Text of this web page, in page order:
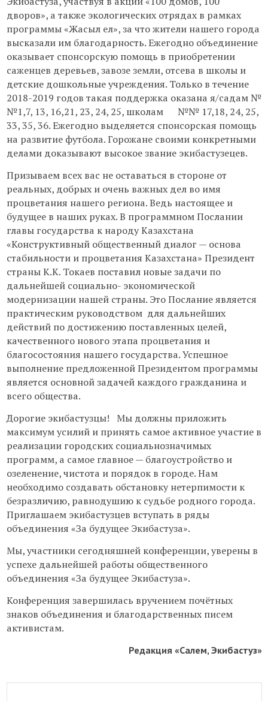
дворов», а также экологических отрядах в рамках
программы «Жасыл ел», за что жители нашего города
высказали им благодарность. Ежегодно объединение
оказывает спонсорскую помощь в приобретении
саженцев деревьев, завозе земли, отсева в школы и
детские дошкольные учреждения. Только в течение
2018-2019 годов такая поддержка оказана я/садам №
№1,7, 13, 16,21, 23, 24, 25, школам №№ 17,18, 24, 25,
33, 35, 36. Ежегодно выделяется спонсорская помощь
на развитие футбола. Горожане своими конкретными
делами доказывают высокое звание экибастузецев.
Призываем всех вас не оставаться в стороне от
реальных, добрых и очень важных дел во имя
процветания нашего региона. Ведь настоящее и
будущее в наших руках. В программном Послании
главы государства к народу Казахстана
«Конструктивный общественный диалог — основа
стабильности и процветания Казахстана» Президент
страны К.К. Токаев поставил новые задачи по
дальнейшей социально- экономической
модернизации нашей страны. Это Послание является
практическим руководством для дальнейших
действий по достижению поставленных целей,
качественного нового этапа процветания и
благосостояния нашего государства. Успешное
выполнение предложенной Президентом программы
является основной задачей каждого гражданина и
всего общества.
Дорогие экибастузцы! Мы должны приложить
максимум усилий и принять самое активное участие в
реализации городских социальнозначимых
программ, а самое главное — благоустройство и
озеленение, чистота и порядок в городе. Нам
необходимо создавать обстановку нетерпимости к
безразличию, равнодушию к судьбе родного города.
Приглашаем экибастузцев вступать в ряды
объединения «За будущее Экибастуза».
Мы, участники сегодняшней конференции, уверены в
успехе дальнейшей работы общественного
объединения «За будущее Экибастуза».
Конференция завершилась вручением почётных
знаков объединения и благодарственных писем
активистам.
Редакция «Салем, Экибастуз»